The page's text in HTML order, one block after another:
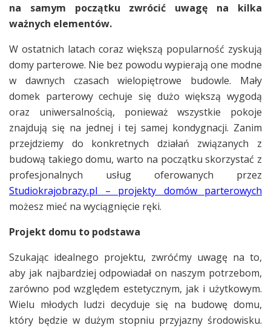
na samym początku zwrócić uwagę na kilka
ważnych elementów.
W ostatnich latach coraz większą popularność zyskują
domy parterowe. Nie bez powodu wypierają one modne
w dawnych czasach wielopiętrowe budowle. Mały
domek parterowy cechuje się dużo większą wygodą
oraz uniwersalnością, ponieważ wszystkie pokoje
znajdują się na jednej i tej samej kondygnacji. Zanim
przejdziemy do konkretnych działań związanych z
budową takiego domu, warto na początku skorzystać z
profesjonalnych usług oferowanych przez
Studiokrajobrazy.pl – projekty domów parterowych
możesz mieć na wyciągnięcie ręki.
Projekt domu to podstawa
Szukając idealnego projektu, zwróćmy uwagę na to,
aby jak najbardziej odpowiadał on naszym potrzebom,
zarówno pod względem estetycznym, jak i użytkowym.
Wielu młodych ludzi decyduje się na budowę domu,
który będzie w dużym stopniu przyjazny środowisku.